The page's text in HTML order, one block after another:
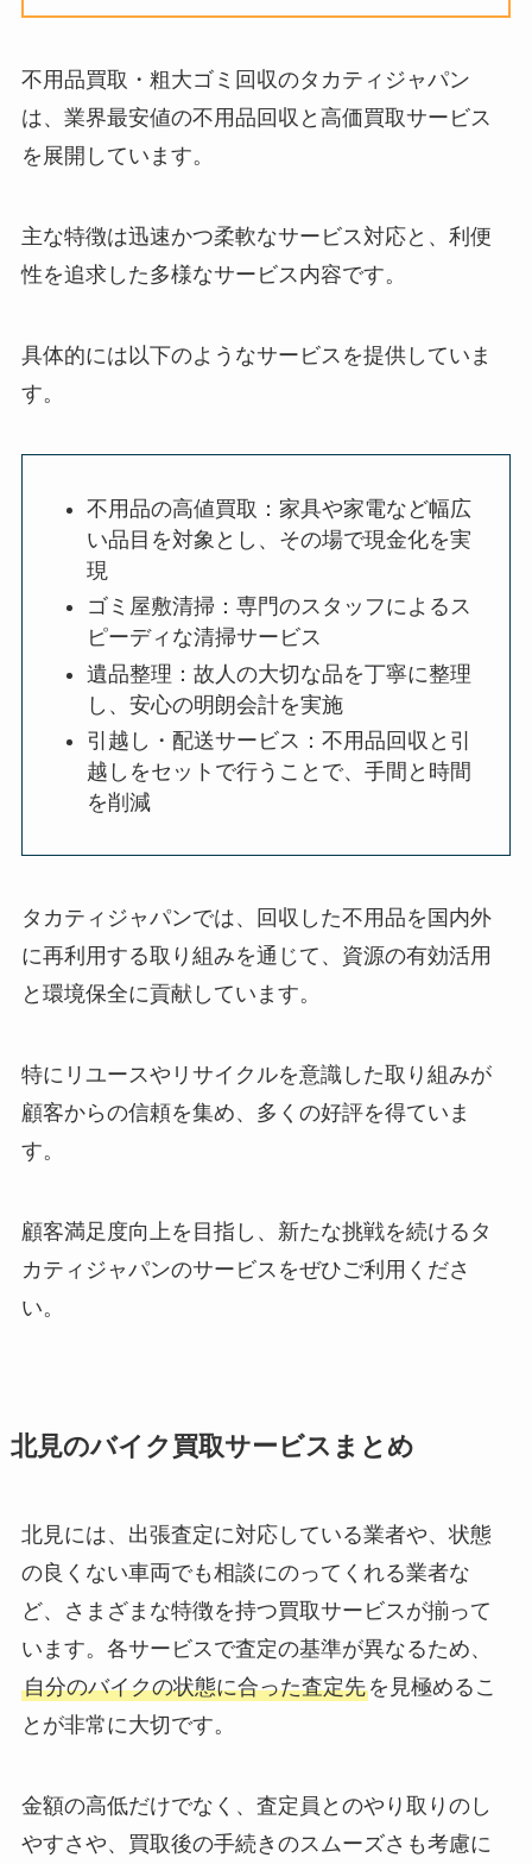
不用品買取・粗大ゴミ回収のタカティジャパン
は、業界最安値の不用品回収と高価買取サービス
を展開しています。
主な特徴は迅速かつ柔軟なサービス対応と、利便
性を追求した多様なサービス内容です。
具体的には以下のようなサービスを提供していま
す。
不用品の高値買取：家具や家電など幅広
い品目を対象とし、その場で現金化を実
現
ゴミ屋敷清掃：専門のスタッフによるス
ピーディな清掃サービス
遺品整理：故人の大切な品を丁寧に整理
し、安心の明朗会計を実施
引越し・配送サービス：不用品回収と引
越しをセットで行うことで、手間と時間
を削減
タカティジャパンでは、回収した不用品を国内外
に再利用する取り組みを通じて、資源の有効活用
と環境保全に貢献しています。
特にリユースやリサイクルを意識した取り組みが
顧客からの信頼を集め、多くの好評を得ていま
す。
顧客満足度向上を目指し、新たな挑戦を続けるタ
カティジャパンのサービスをぜひご利用くださ
い。
北見のバイク買取サービスまとめ
北見には、出張査定に対応している業者や、状態
の良くない車両でも相談にのってくれる業者な
ど、さまざまな特徴を持つ買取サービスが揃って
います。各サービスで査定の基準が異なるため、
自分のバイクの状態に合った査定先を見極めるこ
とが非常に大切です。
金額の高低だけでなく、査定員とのやり取りのし
やすさや、買取後の手続きのスムーズさも考慮に